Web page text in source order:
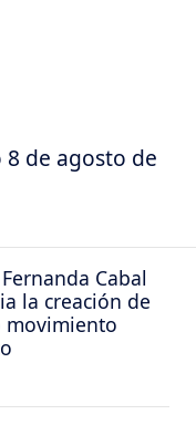
de agosto de
Cabal
la creación de
movimiento